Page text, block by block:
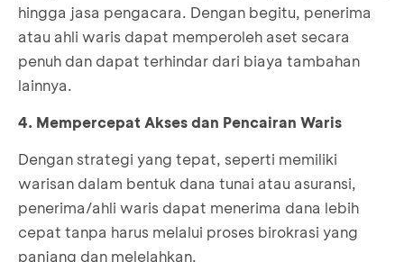
hingga jasa pengacara. Dengan begitu, penerima
atau ahli waris dapat memperoleh aset secara
penuh dan dapat terhindar dari biaya tambahan
lainnya.
4. Mempercepat Akses dan Pencairan Waris
Dengan strategi yang tepat, seperti memiliki
warisan dalam bentuk dana tunai atau asuransi,
penerima/ahli waris dapat menerima dana lebih
cepat tanpa harus melalui proses birokrasi yang
panjang dan melelahkan.